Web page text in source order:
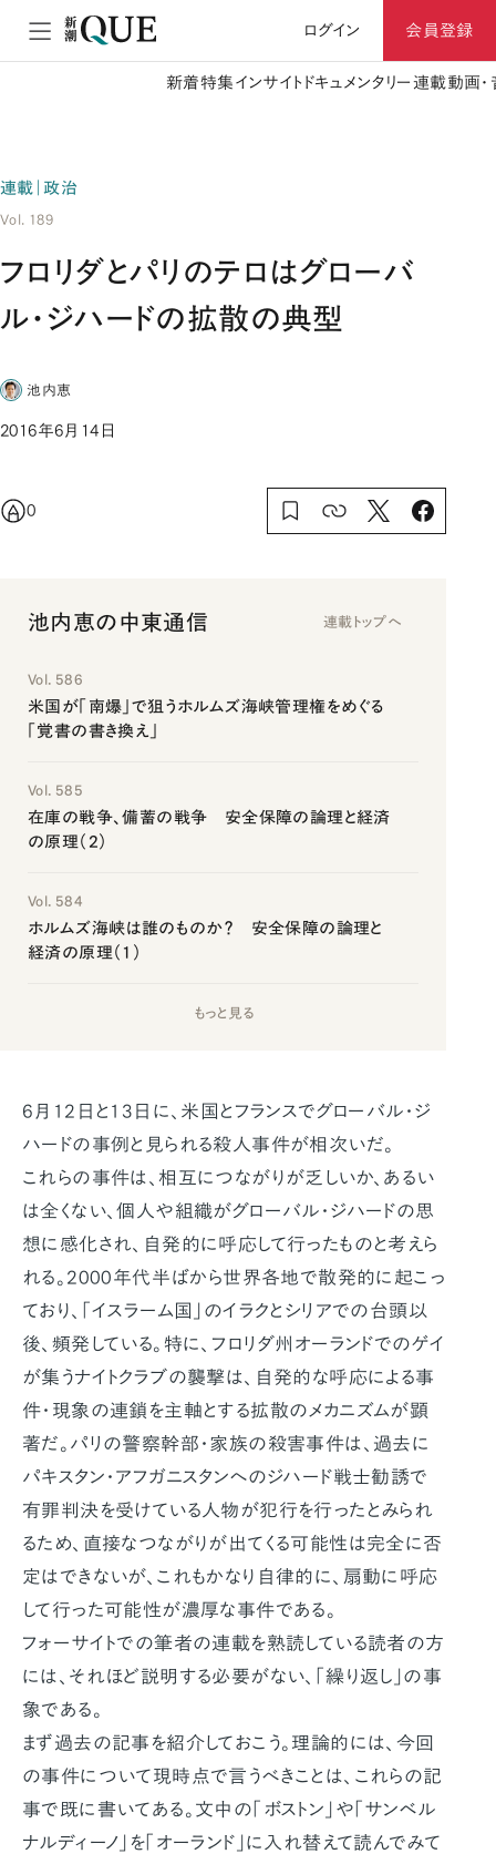
ログイン 会員登録
新着特集 インサイト ドキュメンタリー 連載動画
連載｜政治
Vol. 189
フロリダとパリのテロはグローバ
ル・ジハードの拡散の典型
池内恵
2016年6月14日
0
池内恵の中東通信 連載トップへ
Vol. 586
米国が「南爆」で狙うホルムズ海峡管理権をめぐる
「覚書の書き換え」
Vol. 585
在庫の戦争、備蓄の戦争 安全保障の論理と経済
の原理（2）
Vol. 584
ホルムズ海峡は誰のものか？ 安全保障の論理と
経済の原理（1）
もっと見る
6月12日と13日に、米国とフランスでグローバル・ジ
ハードの事例と見られる殺人事件が相次いだ。
これらの事件は、相互につながりが乏しいか、あるい
は全くない、個人や組織がグローバル・ジハードの思
想に感化され、自発的に呼応して行ったものと考えら
れる。2000年代半ばから世界各地で散発的に起こっ
ており、「イスラーム国」のイラクとシリアでの台頭以
後、頻発している。特に、フロリダ州オーランドでのゲイ
が集うナイトクラブの襲撃は、自発的な呼応による事
件・現象の連鎖を主軸とする拡散のメカニズムが顕
著だ。パリの警察幹部・家族の殺害事件は、過去に
パキスタン・アフガニスタンへのジハード戦士勧誘で
有罪判決を受けている人物が犯行を行ったとみられ
るため、直接なつながりが出てくる可能性は完全に否
定はできないが、これもかなり自律的に、扇動に呼応
して行った可能性が濃厚な事件である。
フォーサイトでの筆者の連載を熟読している読者の方
には、それほど説明する必要がない、「繰り返し」の事
象である。
まず過去の記事を紹介しておこう。理論的には、今回
の事件について現時点で言うべきことは、これらの記
事で既に書いてある。文中の「ボストン」や「サンベル
ナルディーノ」を「オーランド」に入れ替えて読んでみて